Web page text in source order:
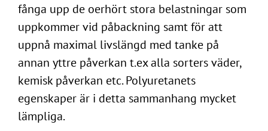
fånga upp de oerhört stora belastningar som
uppkommer vid påbackning samt för att
uppnå maximal livslängd med tanke på
annan yttre påverkan t.ex alla sorters väder,
kemisk påverkan etc. Polyuretanets
egenskaper är i detta sammanhang mycket
lämpliga.